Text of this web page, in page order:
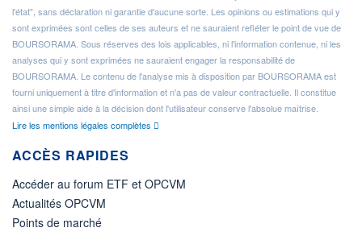
l'état", sans déclaration ni garantie d'aucune sorte. Les opinions ou estimations qui y
sont exprimées sont celles de ses auteurs et ne sauraient refléter le point de vue de
BOURSORAMA. Sous réserves des lois applicables, ni l'information contenue, ni les
analyses qui y sont exprimées ne sauraient engager la responsabilité de
BOURSORAMA. Le contenu de l'analyse mis à disposition par BOURSORAMA est
fourni uniquement à titre d'information et n'a pas de valeur contractuelle. Il constitue
ainsi une simple aide à la décision dont l'utilisateur conserve l'absolue maîtrise.
Lire les mentions légales complètes
ACCÈS RAPIDES
Accéder au forum ETF et OPCVM
Actualités OPCVM
Points de marché